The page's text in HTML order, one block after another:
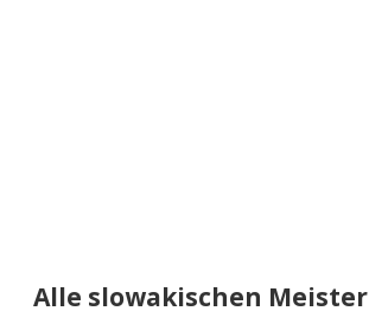
Alle slowakischen Meister